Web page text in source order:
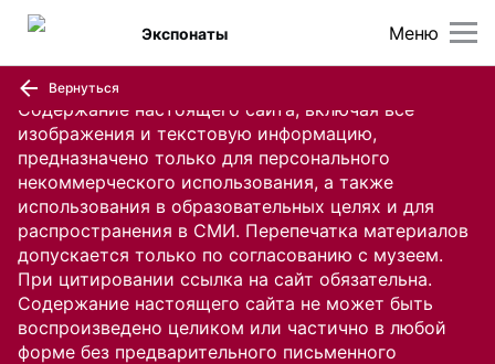
Содержание настоящего сайта, включая все
изображения и текстовую информацию,
предназначено только для персонального
некоммерческого использования, а также
использования в образовательных целях и для
распространения в СМИ. Перепечатка материалов
допускается только по согласованию с музеем.
При цитировании ссылка на сайт обязательна.
Содержание настоящего сайта не может быть
воспроизведено целиком или частично в любой
форме без предварительного письменного
Меню
Экспонаты
Вернуться